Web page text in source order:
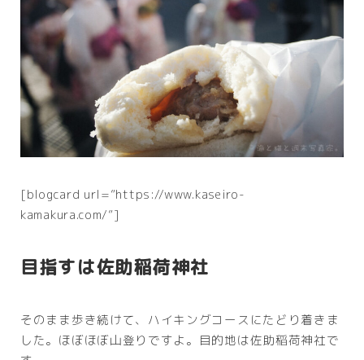
[blogcard url=”https://www.kaseiro-
kamakura.com/”]
目指すは佐助稲荷神社
そのまま歩き続けて、ハイキングコースにたどり着きま
した。ほぼほぼ山登りですよ。目的地は佐助稲荷神社で